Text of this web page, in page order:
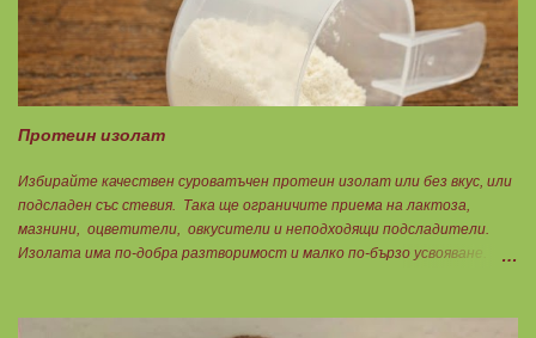
Протеин изолат
Избирайте качествен суроватъчен протеин изолат или без вкус, или
подсладен със стевия. Така ще ограничите приема на лактоза,
мазнини, оцветители, овкусители и неподходящи подсладители.
Изолата има по-добра разтворимост и малко по-бързо усвояване.